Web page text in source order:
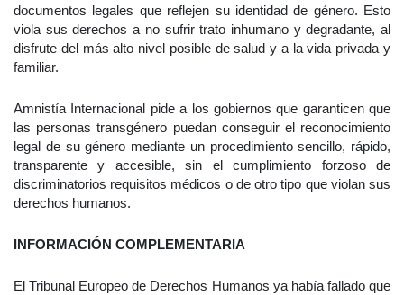
documentos legales que reflejen su identidad de género. Esto
viola sus derechos a no sufrir trato inhumano y degradante, al
disfrute del más alto nivel posible de salud y a la vida privada y
familiar.
Amnistía Internacional pide a los gobiernos que garanticen que
las personas transgénero puedan conseguir el reconocimiento
legal de su género mediante un procedimiento sencillo, rápido,
transparente y accesible, sin el cumplimiento forzoso de
discriminatorios requisitos médicos o de otro tipo que violan sus
derechos humanos.
INFORMACIÓN COMPLEMENTARIA
El Tribunal Europeo de Derechos Humanos ya había fallado que